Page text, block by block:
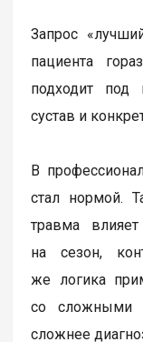
Запрос
пациента
подходит под
сустав и
В
стал нормой.
травма
на сезон,
же логика
со сложными
сложнее